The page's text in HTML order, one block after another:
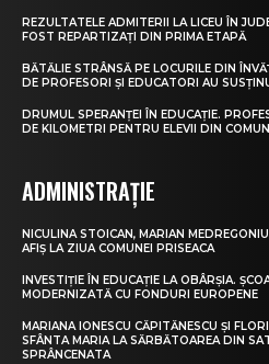
REZULTATELE ADMITERII LA LICEU ÎN
FOST REPARTIZAȚI DIN PRIMA ETAPĂ
BĂTĂLIE STRÂNSĂ PE LOCURILE DIN
DE PROFESORI ȘI EDUCATORI AU
DRUMUL SPERANȚEI ÎN EDUCAȚIE.
DE KILOMETRI PENTRU ELEVII DIN
ADMINISTRAȚIE
NICULINA STOICAN, MARIAN
AFIȘ LA ZIUA COMUNEI PRISEACA
INVESTIȚIE ÎN EDUCAȚIE LA OBÂRȘIA.
MODERNIZATĂ CU FONDURI EUROPENE
MARIANA IONESCU CĂPITĂNESCU ȘI
SFÂNTA MARIA LA SĂRBĂTOAREA DIN
SPRÂNCENATA